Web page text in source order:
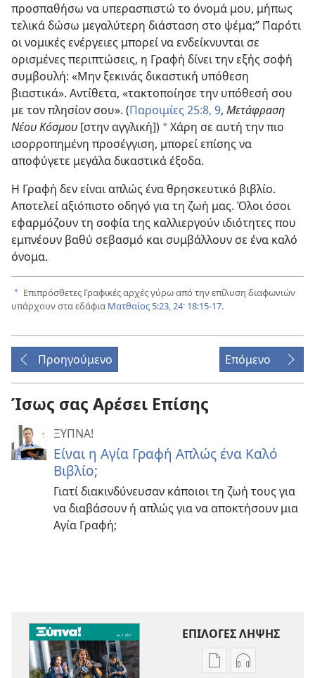
προσπαθήσω να υπερασπιστώ το όνομά μου, μήπως
τελικά δώσω μεγαλύτερη διάσταση στο ψέμα;” Παρότι
οι νομικές ενέργειες μπορεί να ενδείκνυνται σε
ορισμένες περιπτώσεις, η Γραφή δίνει την εξής σοφή
συμβουλή: «Μην ξεκινάς δικαστική υπόθεση
βιαστικά». Αντίθετα, «τακτοποίησε την υπόθεσή σου
με τον πλησίον σου». (Παροιμίες 25:8, 9, Μετάφραση
Νέου Κόσμου [στην αγγλική]) aΧάρη σε αυτή την πιο
ισορροπημένη προσέγγιση, μπορεί επίσης να
αποφύγετε μεγάλα δικαστικά έξοδα.
Η Γραφή δεν είναι απλώς ένα θρησκευτικό βιβλίο.
Αποτελεί αξιόπιστο οδηγό για τη ζωή μας. Όλοι όσοι
εφαρμόζουν τη σοφία της καλλιεργούν ιδιότητες που
εμπνέουν βαθύ σεβασμό και συμβάλλουν σε ένα καλό
όνομα.
a Επιπρόσθετες Γραφικές αρχές γύρω από την επίλυση διαφωνιών
υπάρχουν στα εδάφια Ματθαίος 5:23, 24· 18:15-17.
Προηγούμενο Επόμενο
Ίσως σας Αρέσει Επίσης
ΞΥΠΝΑ!
Είναι η Αγία Γραφή Απλώς ένα Καλό
Βιβλίο;
Γιατί διακινδύνευσαν κάποιοι τη ζωή τους για
να διαβάσουν ή απλώς για να αποκτήσουν μια
Αγία Γραφή;
ΕΠΙΛΟΓΕΣ ΛΗΨΗΣ
ΕπιλογέςΕπιλογές